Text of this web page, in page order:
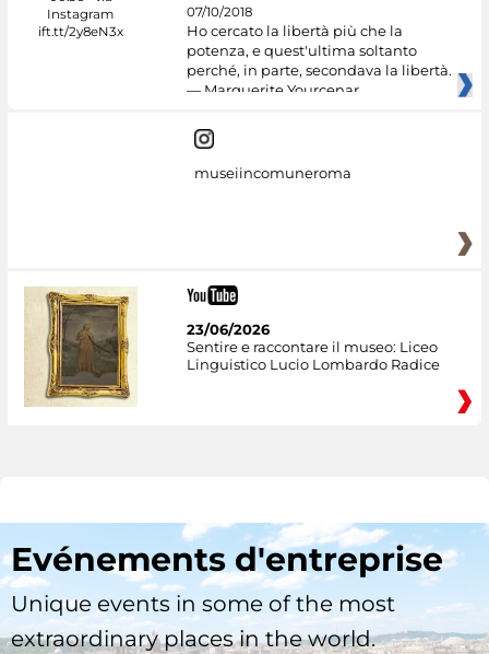
07/10/2018
Ho cercato la libertà più che la
potenza, e quest'ultima soltanto
perché, in parte, secondava la libertà.
— Marguerite Yourcenar
museiincomuneroma
23/06/2026
Sentire e raccontare il museo: Liceo
Linguistico Lucio Lombardo Radice
Evénements d'entreprise
Unique events in some of the most
extraordinary places in the world.